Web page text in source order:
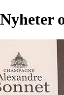
Nyheter